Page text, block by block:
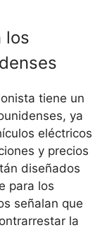
los
tiene un
ya
eléctricos
y precios
diseñados
para los
señalan que
la